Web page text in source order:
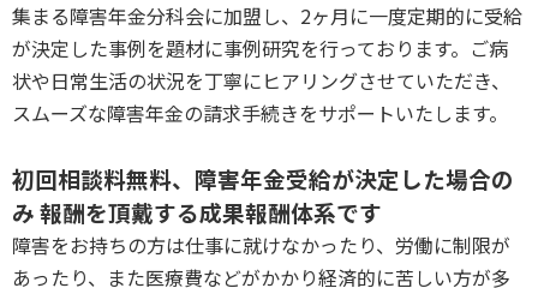
集まる障害年金分科会に加盟し、2ヶ月に一度定期的に受給
が決定した事例を題材に事例研究を行っております。ご病
状や日常生活の状況を丁寧にヒアリングさせていただき、
スムーズな障害年金の請求手続きをサポートいたします。
初回相談料無料、障害年金受給が決定した場合の
み 報酬を頂戴する成果報酬体系です
障害をお持ちの方は仕事に就けなかったり、労働に制限が
あったり、また医療費などがかかり経済的に苦しい方が多